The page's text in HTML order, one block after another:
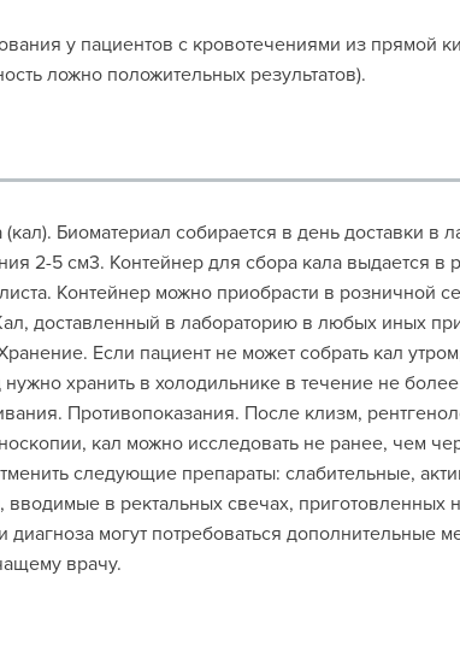
у пациентов с кровотечениями из прямой
ложно положительных результатов).
Биоматериал собирается в день доставки в
2-5 см3. Контейнер для сбора кала выдается в
Контейнер можно приобрасти в розничной
доставленный в лабораторию в любых иных
Если пациент не может собрать кал
хранить в холодильнике в течение не
Противопоказания. После клизм,
кал можно исследовать не ранее, чем
следующие препараты: слабительные,
вводимые в ректальных свечах, приготовленных
могут потребоваться дополнительные
врачу.